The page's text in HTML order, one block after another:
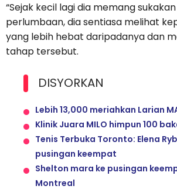
“Sejak kecil lagi dia memang
perlumbaan, dia sentiasa melihat
yang lebih hebat daripadanya dan
tahap tersebut.
DISYORKAN
Lebih 13,000 meriahkan Larian
Klinik Juara MILO himpun 100
Tenis Terbuka Toronto: Elena
pusingan keempat
Shelton mara ke pusingan
Montreal